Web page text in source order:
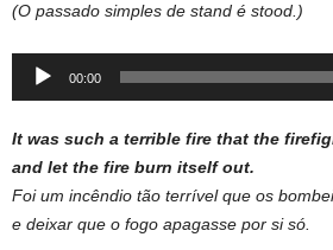
(O passado simples de stand é stood.)
Audio
00:00
It was such a terrible fire that the
and let the fire burn itself out.
Foi um incêndio tão terrível que os
e deixar que o fogo apagasse por si só.